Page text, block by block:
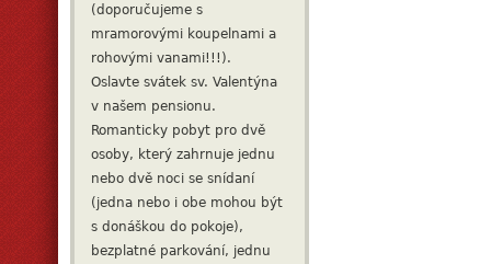
(doporučujeme s
mramorovými koupelnami a
rohovými vanami!!!).
Oslavte svátek sv. Valentýna
v našem pensionu.
Romanticky pobyt pro dvě
osoby, který zahrnuje jednu
nebo dvě noci se snídaní
(jedna nebo i obe mohou být
s donáškou do pokoje),
bezplatné parkování, jednu